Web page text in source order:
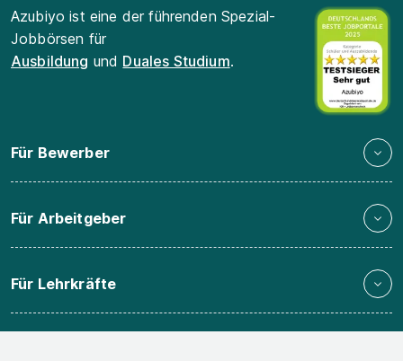
Azubiyo ist eine der führenden Spezial-
Jobbörsen für
Ausbildung und Duales Studium.
Für Bewerber
Für Arbeitgeber
Für Lehrkräfte